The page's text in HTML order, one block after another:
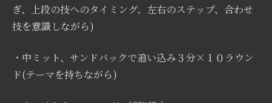
ぎ、上段の技へのタイミング、左右のステップ、合わせ
技を意識しながら)
・中ミット、サンドバックで追い込み３分×１０ラウン
ド(テーマを持ちながら)